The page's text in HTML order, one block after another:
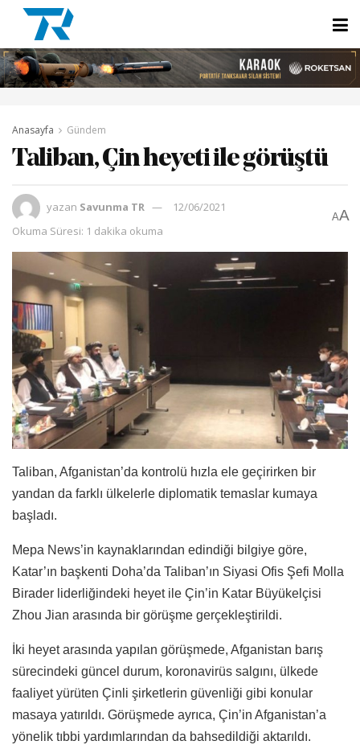
Anasayfa Gündem
Taliban, Çin heyeti ile görüştü
yazan Savunma TR
12/06/2021
Okuma Süresi: 1 dakika okuma
AA
Taliban, Afganistan’da kontrolü hızla ele geçirirken bir
yandan da farklı ülkelerle diplomatik temaslar kumaya
başladı.
Mepa News’in kaynaklarından edindiği bilgiye göre,
Katar’ın başkenti Doha’da Taliban’ın Siyasi Ofis Şefi Molla
Birader liderliğindeki heyet ile Çin’in Katar Büyükelçisi
Zhou Jian arasında bir görüşme gerçekleştirildi.
İki heyet arasında yapılan görüşmede, Afganistan barış
sürecindeki güncel durum, koronavirüs salgını, ülkede
faaliyet yürüten Çinli şirketlerin güvenliği gibi konular
masaya yatırıldı. Görüşmede ayrıca, Çin’in Afganistan’a
yönelik tıbbi yardımlarından da bahsedildiği aktarıldı.